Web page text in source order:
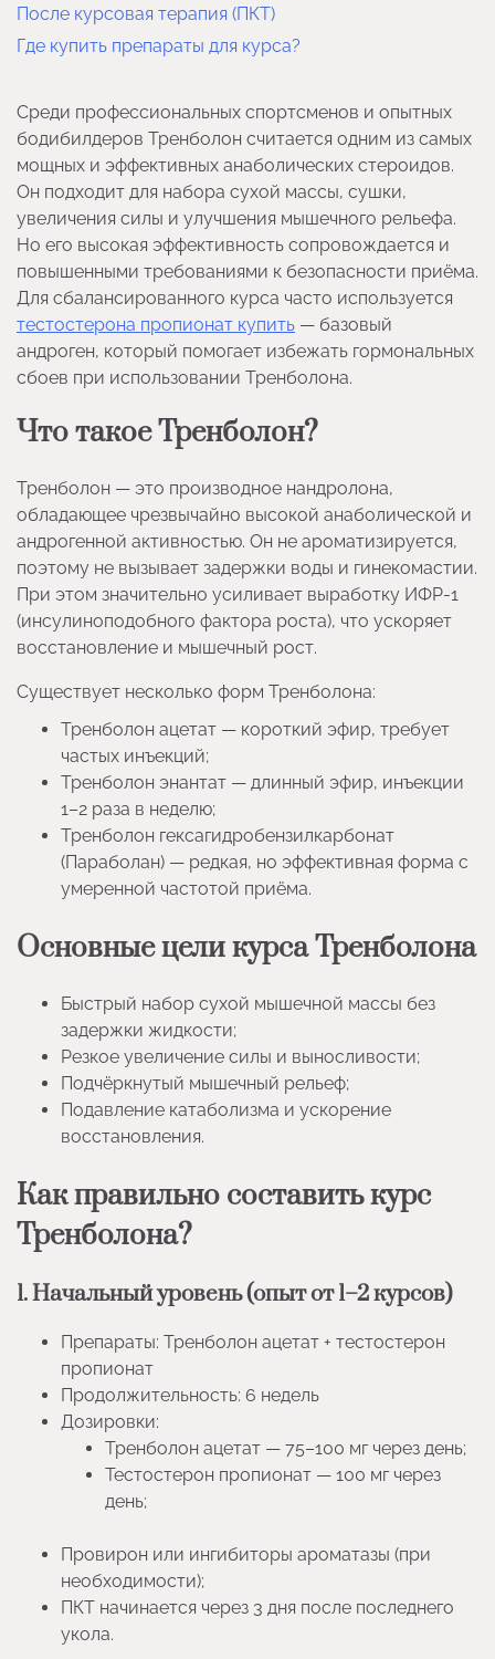
После курсовая терапия (ПКТ)
Где купить препараты для курса?
Среди профессиональных спортсменов и опытных
бодибилдеров Тренболон считается одним из самых
мощных и эффективных анаболических стероидов.
Он подходит для набора сухой массы, сушки,
увеличения силы и улучшения мышечного рельефа.
Но его высокая эффективность сопровождается и
повышенными требованиями к безопасности приёма.
Для сбалансированного курса часто используется
тестостерона пропионат купить — базовый
андроген, который помогает избежать гормональных
сбоев при использовании Тренболона.
Что такое Тренболон?
Тренболон — это производное нандролона,
обладающее чрезвычайно высокой анаболической и
андрогенной активностью. Он не ароматизируется,
поэтому не вызывает задержки воды и гинекомастии.
При этом значительно усиливает выработку ИФР-1
(инсулиноподобного фактора роста), что ускоряет
восстановление и мышечный рост.
Существует несколько форм Тренболона:
Тренболон ацетат — короткий эфир, требует
частых инъекций;
Тренболон энантат — длинный эфир, инъекции
1–2 раза в неделю;
Тренболон гексагидробензилкарбонат
(Параболан) — редкая, но эффективная форма с
умеренной частотой приёма.
Основные цели курса Тренболона
Быстрый набор сухой мышечной массы без
задержки жидкости;
Резкое увеличение силы и выносливости;
Подчёркнутый мышечный рельеф;
Подавление катаболизма и ускорение
восстановления.
Как правильно составить курс
Тренболона?
1. Начальный уровень (опыт от 1–2 курсов)
Препараты: Тренболон ацетат + тестостерон
пропионат
Продолжительность: 6 недель
Дозировки:
Тренболон ацетат — 75–100 мг через день;
Тестостерон пропионат — 100 мг через
день;
Провирон или ингибиторы ароматазы (при
необходимости);
ПКТ начинается через 3 дня после последнего
укола.